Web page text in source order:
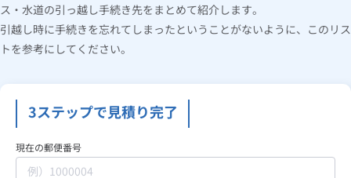
引越し見積りシミュレーション
見積り依頼
Daigasコラム
ス・水道の引っ越し手続き先をまとめて紹介します。
引越し時に手続きを忘れてしまったということがないように、このリス
トを参考にしてください。
3ステップで見積り完了
現在の郵便番号